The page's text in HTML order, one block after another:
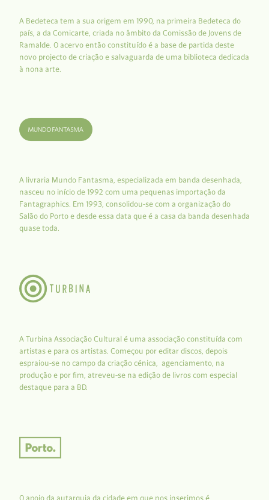
A Bedeteca tem a sua origem em 1990, na primeira Bedeteca do
país, a da Comicarte, criada no âmbito da Comissão de Jovens de
Ramalde. O acervo então constituído é a base de partida deste
novo projecto de criação e salvaguarda de uma biblioteca dedicada
à nona arte.
A livraria Mundo Fantasma, especializada em banda desenhada,
nasceu no início de 1992 com uma pequenas importação da
Fantagraphics. Em 1993, consolidou-se com a organização do
Salão do Porto e desde essa data que é a casa da banda desenhada
quase toda.
A Turbina Associação Cultural é uma associação constituída com
artistas e para os artistas. Começou por editar discos, depois
espraiou-se no campo da criação cénica, agenciamento, na
produção e por fim, atreveu-se na edição de livros com especial
destaque para a BD.
O apoio da autarquia da cidade em que nos inserimos é